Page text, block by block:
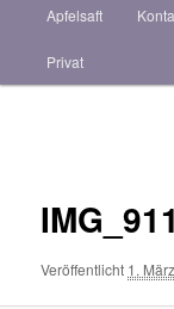
Apfelsaft
Privat
Veröffentlicht 1.